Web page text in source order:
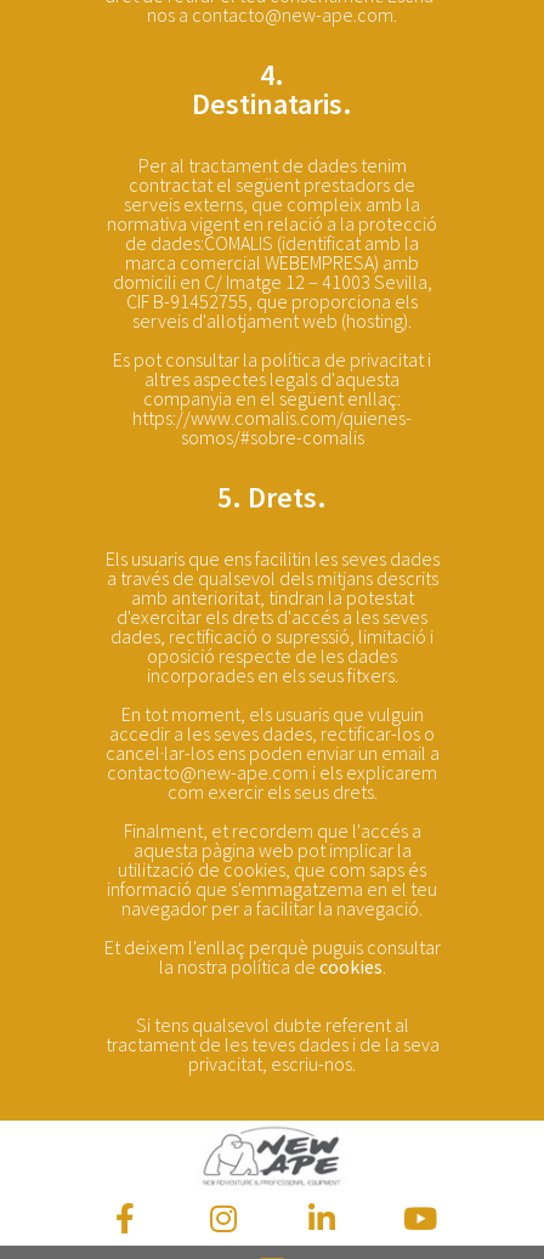
nos a contacto@new-ape.com.
4.
Destinataris.
Per al tractament de dades tenim
contractat el següent prestadors de
serveis externs, que compleix amb la
normativa vigent en relació a la protecció
de dades:COMALIS (identificat amb la
marca comercial WEBEMPRESA) amb
domicili en C/ Imatge 12 – 41003 Sevilla,
CIF B-91452755, que proporciona els
serveis d'allotjament web (hosting).
Es pot consultar la política de privacitat i
altres aspectes legals d'aquesta
companyia en el següent enllaç:
https://www.comalis.com/quienes-
somos/#sobre-comalis
5. Drets.
Els usuaris que ens facilitin les seves dades
a través de qualsevol dels mitjans descrits
amb anterioritat, tindran la potestat
d'exercitar els drets d'accés a les seves
dades, rectificació o supressió, limitació i
oposició respecte de les dades
incorporades en els seus fitxers.
En tot moment, els usuaris que vulguin
accedir a les seves dades, rectificar-los o
cancel·lar-los ens poden enviar un email a
contacto@new-ape.com i els explicarem
com exercir els seus drets.
Finalment, et recordem que l'accés a
aquesta pàgina web pot implicar la
utilització de cookies, que com saps és
informació que s'emmagatzema en el teu
navegador per a facilitar la navegació.
Et deixem l'enllaç perquè puguis consultar
la nostra política de cookies.
Si tens qualsevol dubte referent al
tractament de les teves dades i de la seva
privacitat, escriu-nos.